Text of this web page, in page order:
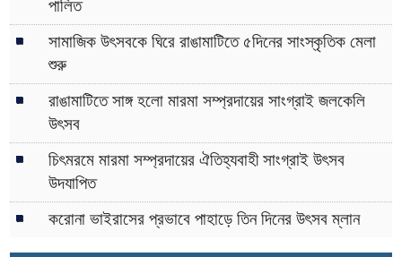
পালিত
সামাজিক উৎসবকে ঘিরে রাঙামাটিতে ৫দিনের সাংস্কৃতিক মেলা
শুরু
রাঙামাটিতে সাঙ্গ হলো মারমা সম্প্রদায়ের সাংগ্রাই জলকেলি
উৎসব
চিৎমরমে মারমা সম্প্রদায়ের ঐতিহ্যবাহী সাংগ্রাই উৎসব
উদযাপিত
করোনা ভাইরাসের প্রভাবে পাহাড়ে তিন দিনের উৎসব ম্লান